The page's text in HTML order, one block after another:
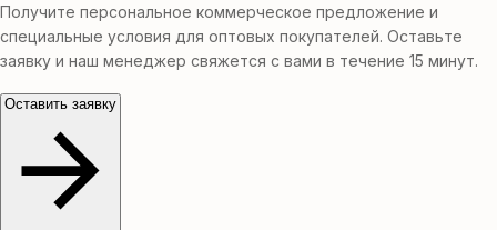
Получите персональное коммерческое предложение и
специальные условия для оптовых покупателей. Оставьте
заявку и наш менеджер свяжется с вами в течение 15 минут.
Оставить заявку